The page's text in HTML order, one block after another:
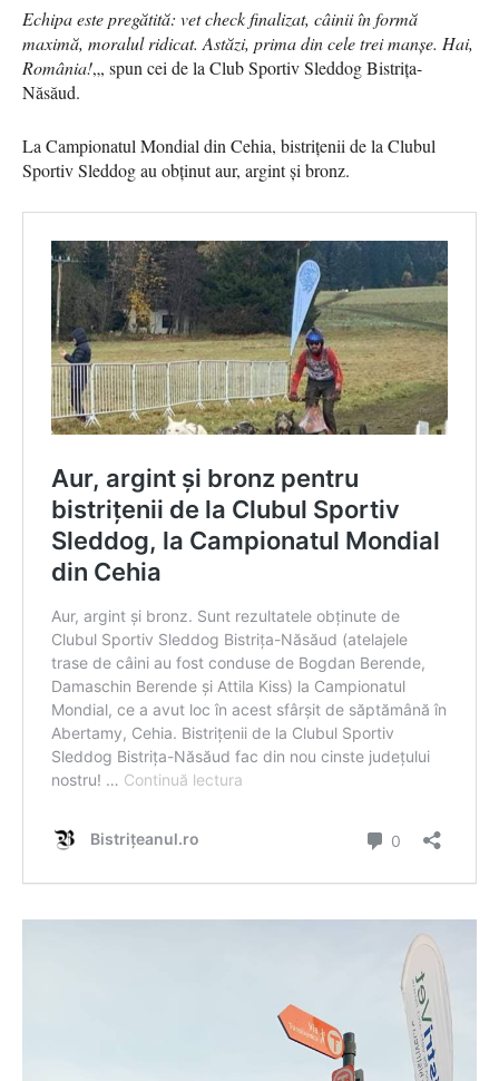
Echipa este pregătită: vet check finalizat, câinii în formă
maximă, moralul ridicat. Astăzi, prima din cele trei manșe. Hai,
România!„, spun cei de la Club Sportiv Sleddog Bistrița-
Năsăud.
La Campionatul Mondial din Cehia, bistrițenii de la Clubul
Sportiv Sleddog au obținut aur, argint și bronz.